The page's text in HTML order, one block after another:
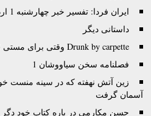
ایران فردا: تفسیر خبر چهارشنبه 1 اردیبهشت
داستانی دیگر
Drunk by carpette وقتى براى مستى قالى
فصلنامه سخن سیاووشان 1
زين آتش نهفته كه در سينه منست
آسمان گرفت
حسن مکارمی در باره کتاب خود